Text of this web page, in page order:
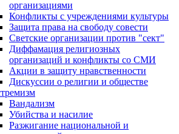
организациями
Конфликты с учреждениями культуры
Защита права на свободу совести
Светские организации против "сект"
Диффамация религиозных
организаций и конфликты со СМИ
Акции в защиту нравственности
Дискуссии о религии и обществе
Вандализм
Убийства и насилие
Разжигание национальной и